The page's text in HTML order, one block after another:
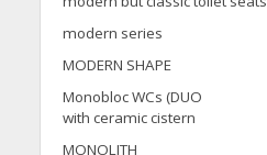
modern series
MODERN SHAPE
Monobloc WCs (DUO
with ceramic cistern
MONOLITH